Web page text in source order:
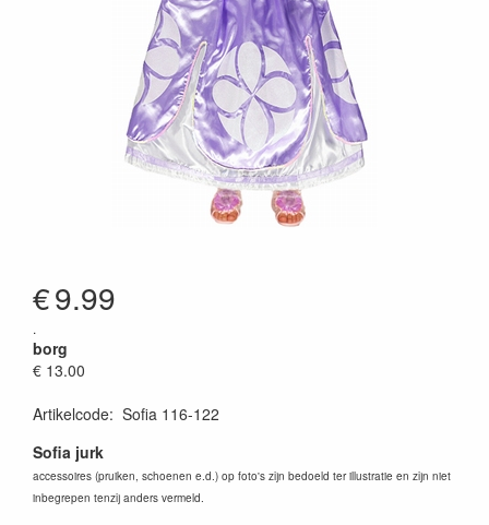
€9.99
.
borg
€ 13.00
Artikelcode: Sofia 116-122
Sofia jurk
accessoires (pruiken, schoenen e.d.) op foto's zijn bedoeld ter illustratie en zijn niet
inbegrepen tenzij anders vermeld.